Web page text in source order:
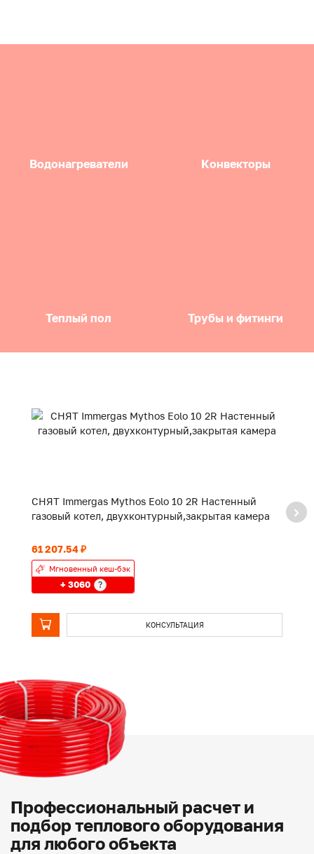
Водонагреватели Конвекторы
Теплый пол Трубы и фитинги
СНЯТ Immergas Mythos Eolo 10 2R Настенный
газовый котел, двухконтурный,закрытая камера
61 207.54 ₽
Мгновенный кеш-бэк
+ 3060 ?
КОНСУЛЬТАЦИЯ
Профессиональный расчет и
подбор теплового оборудования
для любого объекта